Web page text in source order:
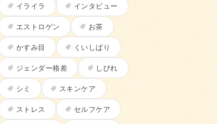
イライラ インタビュー
エストロゲン お茶
かすみ目 くいしばり
ジェンダー格差 しびれ
シミ スキンケア
ストレス セルフケア